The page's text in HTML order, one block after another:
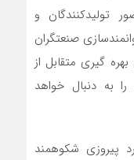
تولیدکنندگان و
صنعتگران
گیری متقابل از
به دنبال خواهد
پیروزی شکوهمند